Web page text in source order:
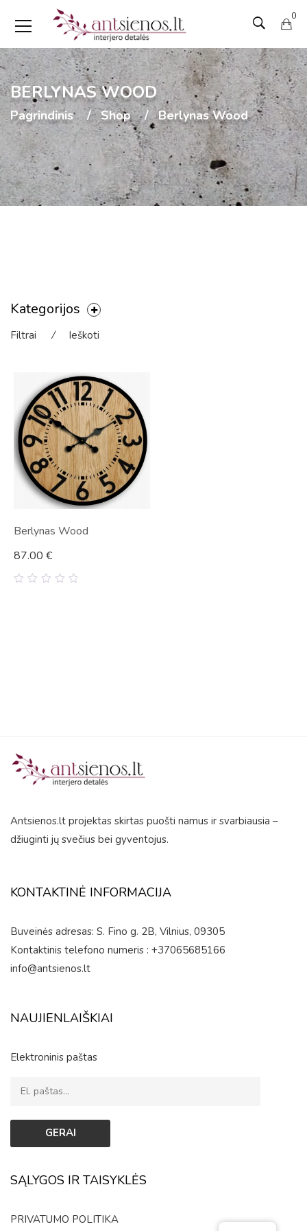
0
BERLYNAS WOOD
Pagrindinis Shop Berlynas Wood
Kategorijos
Filtrai ⁄ Ieškoti
Berlynas Wood
87.00 €
Antsienos.lt projektas skirtas puošti namus ir svarbiausia –
džiuginti jų svečius bei gyventojus.
KONTAKTINĖ INFORMACIJA
Buveinės adresas: S. Fino g. 2B, Vilnius, 09305
Kontaktinis telefono numeris : +37065685166
info@antsienos.lt
NAUJIENLAIŠKIAI
Elektroninis paštas
SĄLYGOS IR TAISYKLĖS
PRIVATUMO POLITIKA